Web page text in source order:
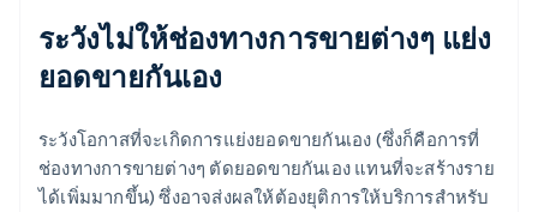
ระวังไม่ให้ช่องทางการขายต่างๆ แย่ง
ยอดขายกันเอง
ระวังโอกาสที่จะเกิดการแย่งยอดขายกันเอง (ซึ่งก็คือการที่
ช่องทางการขายต่างๆ ตัดยอดขายกันเอง แทนที่จะสร้างราย
ได้เพิ่มมากขึ้น) ซึ่งอาจส่งผลให้ต้องยุติการให้บริการสำหรับ